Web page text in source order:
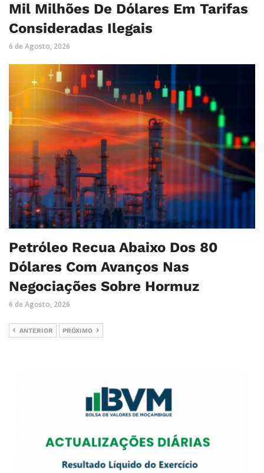
Mil Milhões De Dólares Em Tarifas
Consideradas Ilegais
6 de Agosto, 2026
Petróleo Recua Abaixo Dos 80
Dólares Com Avanços Nas
Negociações Sobre Hormuz
6 de Agosto, 2026
ANTERIOR PRÓXIMO